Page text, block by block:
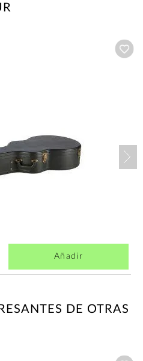
Añadir
DE OTRAS